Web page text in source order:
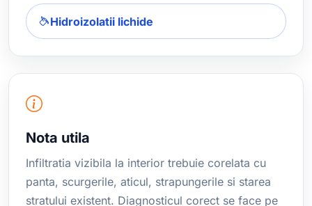
Hidroizolatii lichide
Nota utila
Infiltratia vizibila la interior trebuie corelata cu
panta, scurgerile, aticul, strapungerile si starea
stratului existent. Diagnosticul corect se face pe